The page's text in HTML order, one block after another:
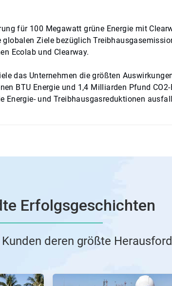
für 100 Megawatt grüne Energie mit
Ziele bezüglich
Ecolab und Clearway.
das Unternehmen die größten
BTU Energie und 1,4 Milliarden Pfund
Energie- und Treibhausgasreduktionen
Erfolgsgeschichten
deren größte